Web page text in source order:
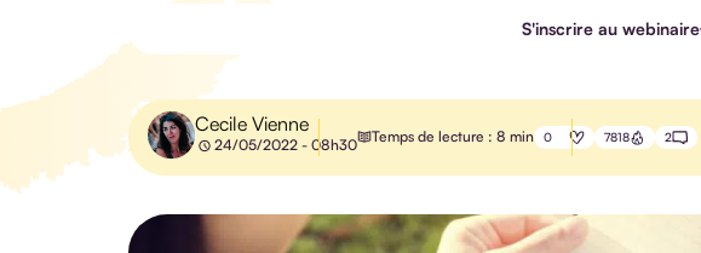
S'inscrire au webinaire
Cecile Vienne
24/05/2022 - 08h30 Temps de lecture : 8 min 0 7818 2